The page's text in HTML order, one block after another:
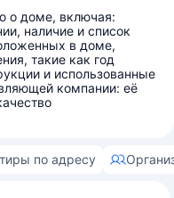
о доме, включая:
наличие и список
в доме,
такие как год
и использованные
компании: её
по адресу